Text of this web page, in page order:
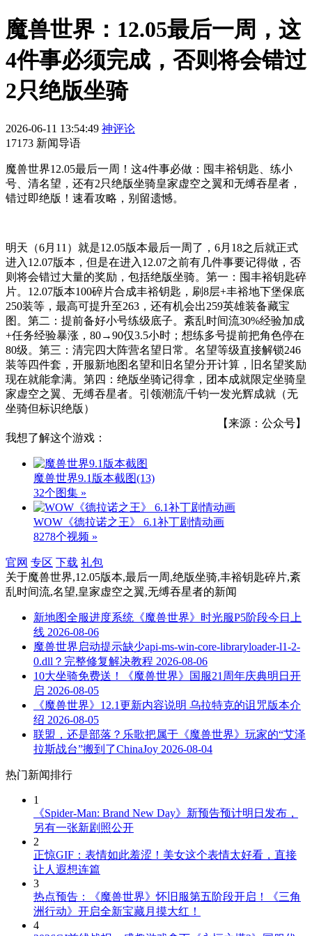
魔兽世界：12.05最后一周，这
4件事必须完成，否则将会错过
2只绝版坐骑
2026-06-11 13:54:49 神评论
17173 新闻导语
魔兽世界12.05最后一周！这4件事必做：囤丰裕钥匙、练小
号、清名望，还有2只绝版坐骑皇家虚空之翼和无缚吞星者，
错过即绝版！速看攻略，别留遗憾。
明天（6月11）就是12.05版本最后一周了，6月18之后就正式
进入12.07版本，但是在进入12.07之前有几件事要记得做，否
则将会错过大量的奖励，包括绝版坐骑。第一：囤丰裕钥匙碎
片。12.07版本100碎片合成丰裕钥匙，刷8层+丰裕地下堡保底
250装等，最高可提升至263，还有机会出259英雄装备藏宝
图。第二：提前备好小号练级底子。紊乱时间流30%经验加成
+任务经验暴涨，80→90仅3.5小时；想练多号提前把角色停在
80级。第三：清完四大阵营名望日常。名望等级直接解锁246
装等四件套，开服新地图名望和旧名望分开计算，旧名望奖励
现在就能拿满。第四：绝版坐骑记得拿，团本成就限定坐骑皇
家虚空之翼、无缚吞星者。引领潮流/千钧一发光辉成就（无
坐骑但标识绝版）
【来源：公众号】
我想了解这个游戏：
魔兽世界9.1版本截图(13)
32个图集 »
WOW《德拉诺之王》 6.1补丁剧情动画
8278个视频 »
官网 专区 下载 礼包
关于魔兽世界,12.05版本,最后一周,绝版坐骑,丰裕钥匙碎片,紊
乱时间流,名望,皇家虚空之翼,无缚吞星者的新闻
新地图全服进度系统《魔兽世界》时光服P5阶段今日上
线 2026-08-06
魔兽世界启动提示缺少api-ms-win-core-libraryloader-l1-2-
0.dll？完整修复解决教程 2026-08-06
10大坐骑免费送！《魔兽世界》国服21周年庆典明日开
启 2026-08-05
《魔兽世界》12.1更新内容说明 乌拉特克的诅咒版本介
绍 2026-08-05
联盟，还是部落？乐歌把属于《魔兽世界》玩家的“艾泽
拉斯战台”搬到了ChinaJoy 2026-08-04
热门新闻排行
1
《Spider-Man: Brand New Day》新预告预计明日发布，
另有一张新剧照公开
2
正惊GIF：表情如此羞涩！美女这个表情太好看，直接
让人遐想连篇
3
热点预告：《魔兽世界》怀旧服第五阶段开启！《三角
洲行动》开启全新宝藏月摸大红！
4